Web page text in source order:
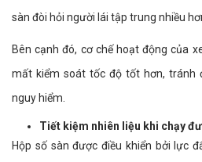
sàn đòi hỏi người lái tập trung nhiều
Bên cạnh đó, cơ chế hoạt động của
mất kiểm soát tốc độ tốt hơn, tránh
nguy hiểm.
Tiết kiệm nhiên liệu khi chạy
Hộp số sàn được điều khiển bởi lực